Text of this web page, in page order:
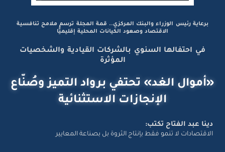
برعاية رئيس الوزراء والبنك المركزي.. قمة المجلة ترسم ملامح تنافسية
الاقتصاد وصعود الكيانات المحلية إقليميًّا
في احتفالها السنوي بالشركات القيادية والشخصيات
المؤثرة
«أموال الغد» تحتفي برواد التميز وصُنّاع
الإنجازات الاستثنائية
دينا عبد الفتاح تكتب:
الاقتصادات لا تنمو فقط بإنتاج الثروة بل بصناعة المعايير